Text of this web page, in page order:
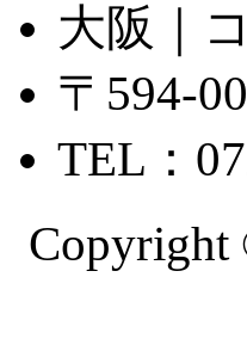
大阪｜
〒594-
TEL：